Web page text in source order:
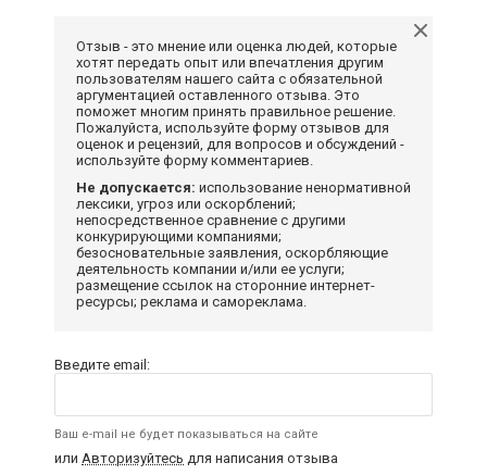
Отзыв - это мнение или оценка людей, которые
хотят передать опыт или впечатления другим
пользователям нашего сайта с обязательной
аргументацией оставленного отзыва. Это
поможет многим принять правильное решение.
Пожалуйста, используйте форму отзывов для
оценок и рецензий, для вопросов и обсуждений -
используйте форму комментариев.
Не допускается: использование ненормативной
лексики, угроз или оскорблений;
непосредственное сравнение с другими
конкурирующими компаниями;
безосновательные заявления, оскорбляющие
деятельность компании и/или ее услуги;
размещение ссылок на сторонние интернет-
ресурсы; реклама и самореклама.
Введите email:
Ваш e-mail не будет показываться на сайте
или Авторизуйтесь для написания отзыва